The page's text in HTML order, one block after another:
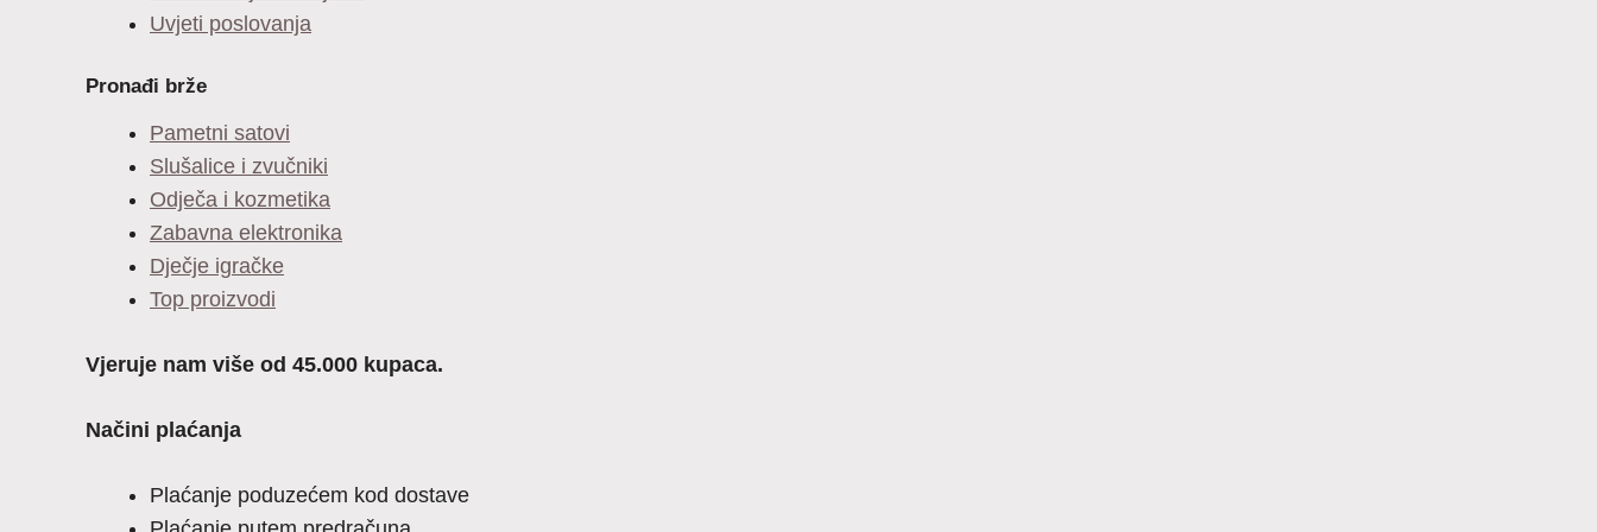
Uvjeti poslovanja
Pronađi brže
Pametni satovi
Slušalice i zvučniki
Odječa i kozmetika
Zabavna elektronika
Dječje igračke
Top proizvodi
Vjeruje nam više od 45.000 kupaca.
Načini plaćanja
Plaćanje poduzećem kod dostave